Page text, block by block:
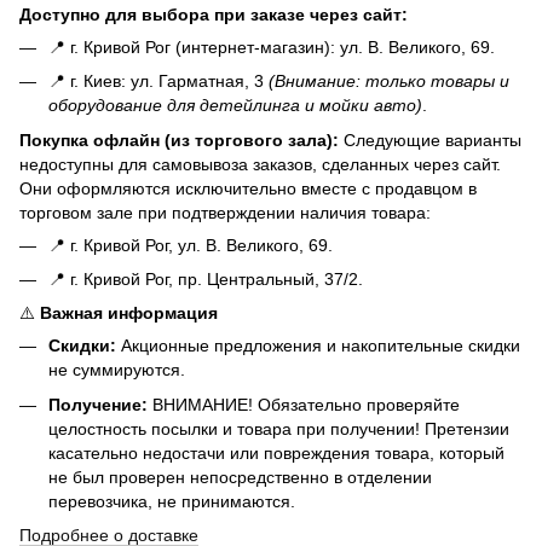
Доступно для выбора при заказе через сайт:
📍 г. Кривой Рог (интернет-магазин): ул. В. Великого, 69.
📍 г. Киев: ул. Гарматная, 3 (Внимание: только товары и
оборудование для детейлинга и мойки авто)
Покупка офлайн (из торгового зала): Следующие варианты
недоступны для самовывоза заказов, сделанных через сайт.
Они оформляются исключительно вместе с продавцом в
торговом зале при подтверждении наличия товара:
📍 г. Кривой Рог, ул. В. Великого, 69.
📍 г. Кривой Рог, пр. Центральный, 37/2.
⚠️ Важная информация
Скидки: Акционные предложения и накопительные скидки
не суммируются.
Получение: ВНИМАНИЕ! Обязательно проверяйте
целостность посылки и товара при получении! Претензии
касательно недостачи или повреждения товара, который
не был проверен непосредственно в отделении
перевозчика, не принимаются.
Подробнее о доставке